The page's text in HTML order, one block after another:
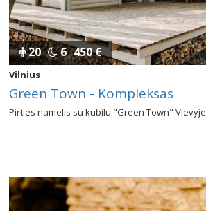
20 6 450 €
Vilnius
Green Town - Kompleksas
Pirties namelis su kubilu "Green Town" Vievyje